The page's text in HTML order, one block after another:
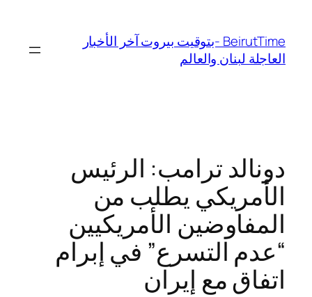
المحتوى
BeirutTime -بتوقيت بيروت آخر الأخبار
العاجلة لبنان والعالم
دونالد ترامب: الرئيس
الأمريكي يطلب من
المفاوضين الأمريكيين
“عدم التسرع” في إبرام
اتفاق مع إيران